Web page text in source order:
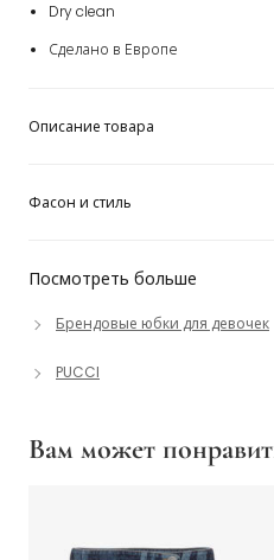
Посмотреть больше
Брендовые юбки для девочек
PUCCI
Dry clean
Сделано в Европе
Описание товара
Фасон и стиль
Вам может